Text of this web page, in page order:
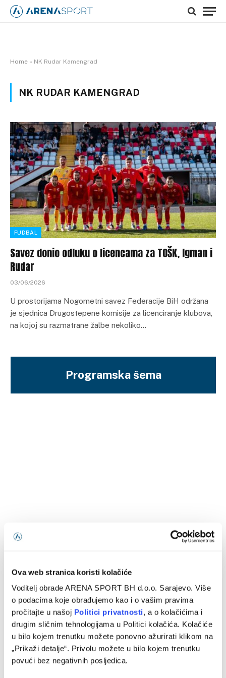
Ova web stranica koristi kolačiće
Voditelj obrade ARENA SPORT BH d.o.o. Sarajevo. Više
o podacima koje obrađujemo kao i o vašim pravima
pročitajte u našoj Politici privatnosti, a o kolačićima i
drugim sličnim tehnologijama u Politici kolačića. Kolačiće
u bilo kojem trenutku možete ponovno ažurirati klikom na
„Prikaži detalje“. Privolu možete u bilo kojem trenutku
povući bez negativnih posljedica.
Home » NK Rudar Kamengrad
NK RUDAR KAMENGRAD
FUDBAL
Savez donio odluku o licencama za TOŠK, Igman i
Rudar
03/06/2026
U prostorijama Nogometni savez Federacije BiH održana
je sjednica Drugostepene komisije za licenciranje klubova,
na kojoj su razmatrane žalbe nekoliko…
Programska šema